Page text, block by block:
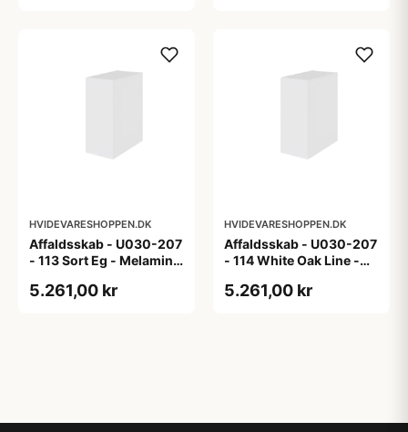
HVIDEVARESHOPPEN.DK
Affaldsskab - U030-207
- 113 Sort Eg - Melamin,
5.261,00 kr
HVIDEVARESHOPPEN.DK
Affaldsskab - U030-207
- 114 White Oak Line -
5.261,00 kr